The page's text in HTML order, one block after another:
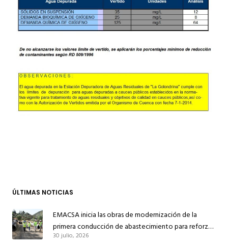
ÚLTIMAS NOTICIAS
EMACSA inicia las obras de modernización de la
primera conducción de abastecimiento para reforzar
el suministro de agua de Córdoba
30 julio, 2026